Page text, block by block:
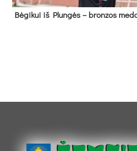
Bė­gi­kui iš Plun­gės – bron­zos